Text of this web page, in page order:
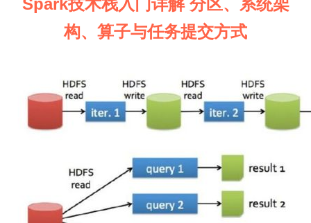
Spark技术栈入门详解 分区、系统架
构、算子与任务提交方式